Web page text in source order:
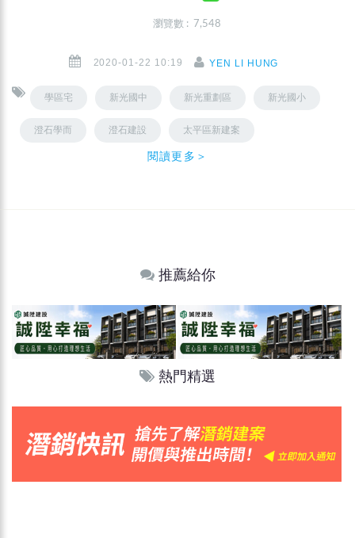
瀏覽數 : 7,548
2020-01-22 10:19 YEN LI HUNG
學區宅 新光國中 新光重劃區 新光國小
澄石學而 澄石建設 太平區新建案
閱讀更多＞
推薦給你
熱門精選